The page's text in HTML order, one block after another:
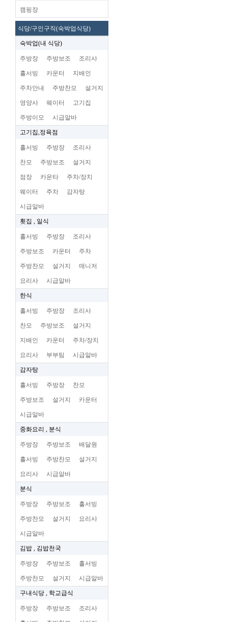
캠핑장
식당/구인구직(숙박업식당)
숙박업(내 식당)
주방장 주방보조 조리사
홀서빙 카운터 지배인
주차안내 주방찬모 설거지
영양사 웨이터 고기집
주방이모 시급알바
고기집,정육점
홀서빙 주방장 조리사
찬모 주방보조 설거지
점장 카운타 주차/장치
웨이터 주차 감자탕
시급알바
횟집 , 일식
홀서빙 주방장 조리사
주방보조 카운터 주차
주방찬모 설거지 매니저
요리사 시급알바
한식
홀서빙 주방장 조리사
찬모 주방보조 설거지
지배인 카운터 주차/장치
요리사 부부팀 시급알바
감자탕
홀서빙 주방장 찬모
주방보조 설거지 카운터
시급알바
중화요리 , 분식
주방장 주방보조 배달원
홀서빙 주방찬모 설거지
요리사 시급알바
분식
주방장 주방보조 홀서빙
주방찬모 설거지 요리사
시급알바
김밥 , 김밥천국
주방장 주방보조 홀서빙
주방찬모 설거지 시급알바
구내식당 , 학교급식
주방장 주방보조 조리사